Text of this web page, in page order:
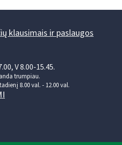
klausimais ir paslaugos
V 8.00-15.45.
trumpiau.
8.00 val. - 12.00 val.